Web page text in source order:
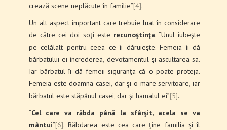
crează scene neplăcute în familie”[4].
Un alt aspect important care trebuie luat în considerare
de către cei doi soţi este recunoştinţa. “Unul iubeşte
pe celălalt pentru ceea ce îi dăruieşte. Femeia îi dă
bărbatului ei încrederea, devotamentul şi ascultarea sa.
Iar bărbatul îi dă femeii siguranţa că o poate proteja.
Femeia este doamna casei, dar şi o mare servitoare, iar
bărbatul este stăpânul casei, dar şi hamalul ei”[5].
“Cel care va răbda până la sfârşit, acela se va
mântui”[6]. Răbdarea este cea care ţine familia şi îl